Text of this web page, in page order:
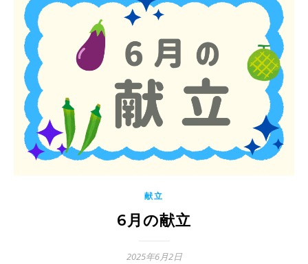
献立
6月の献立
2025年6月2日